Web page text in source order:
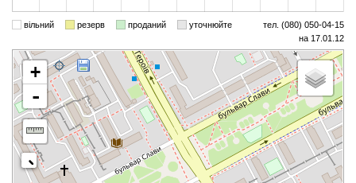
вільний резерв проданий уточнюйте
тел. (080) 050-04-15
на 17.01.12
+
-